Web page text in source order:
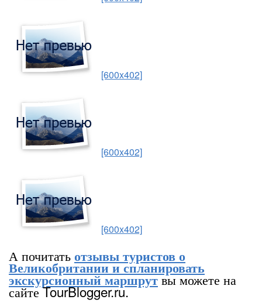
[600x402]
[600x402]
[600x402]
А почитатьотзывы туристов о
Великобритании и спланировать
экскурсионный маршрутвы можете на
сайте TourBlogger.ru.